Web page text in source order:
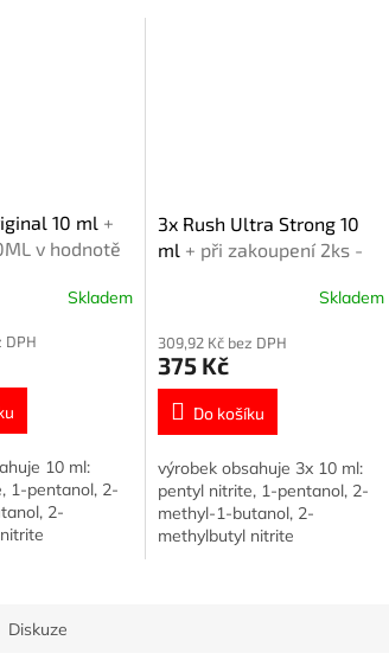
10 ml +
v hodnotě
Skladem
DPH
10 ml:
1-pentanol, 2-
2-
3x Rush Ultra Strong 10
ml + při zakoupení 2ks -
Skladem
309,92 Kč bez DPH
375 Kč
Do košíku
výrobek obsahuje 3x 10 ml:
pentyl nitrite, 1-pentanol, 2-
methyl-1-butanol, 2-
methylbutyl nitrite
Diskuze